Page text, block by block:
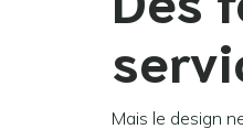
Mais le design